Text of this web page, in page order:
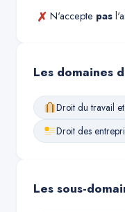
✗ N'accepte pas
Les domaines
Droit du travail
Droit des
Les sous-